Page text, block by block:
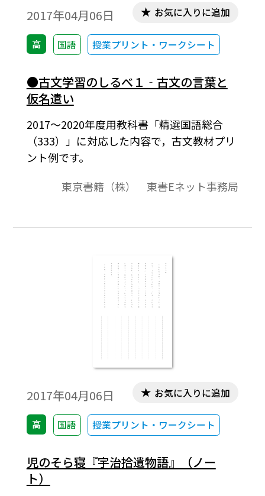
2017年04月06日
高 国語 授業プリント・ワークシート
お気に入りに追加
●古文学習のしるべ１‐古文の言葉と
仮名遣い
2017～2020年度用教科書「精選国語総合
（333）」に対応した内容で，古文教材プリ
ント例です。
東京書籍（株） 東書Eネット事務局
2017年04月06日
高 国語 授業プリント・ワークシート
お気に入りに追加
児のそら寝『宇治拾遺物語』（ノー
ト）